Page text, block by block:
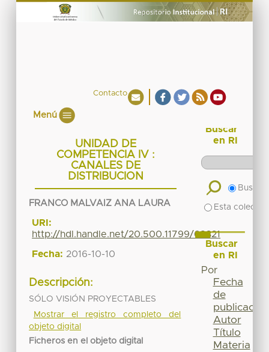
Contacto
Menú
UNIDAD DE
COMPETENCIA IV :
CANALES DE
DISTRIBUCION
FRANCO MALVAIZ ANA LAURA
URI:
http://hdl.handle.net/20.500.11799/68321
Fecha: 2016-10-10
Descripción:
SÓLO VISIÓN PROYECTABLES
Mostrar el registro completo del
objeto digital
Ficheros en el objeto digital
Buscar
en RI
Buscar
Esta
Buscar
en RI
Por
Fecha
de
publicación
Autor
Título
Materia